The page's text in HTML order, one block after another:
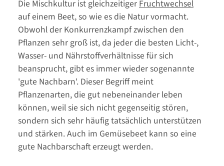
Die Mischkultur ist gleichzeitigerFruchtwechsel
auf einem Beet, so wie es die Natur vormacht.
Obwohl der Konkurrenzkampf zwischen den
Pflanzen sehr groß ist, da jeder die besten Licht-,
Wasser- und Nährstoffverhältnisse für sich
beansprucht, gibt es immer wieder sogenannte
'gute Nachbarn'. Dieser Begriff meint
Pflanzenarten, die gut nebeneinander leben
können, weil sie sich nicht gegenseitig stören,
sondern sich sehr häufig tatsächlich unterstützen
und stärken. Auch im Gemüsebeet kann so eine
gute Nachbarschaft erzeugt werden.